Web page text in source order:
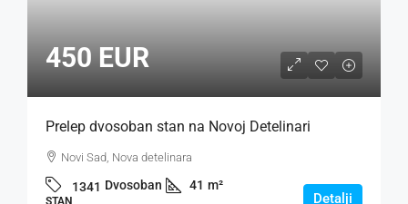
450 EUR
Prelep dvosoban stan na Novoj Detelinari
Novi Sad, Nova detelinara
1341 Dvosoban 41 m²
Detalji